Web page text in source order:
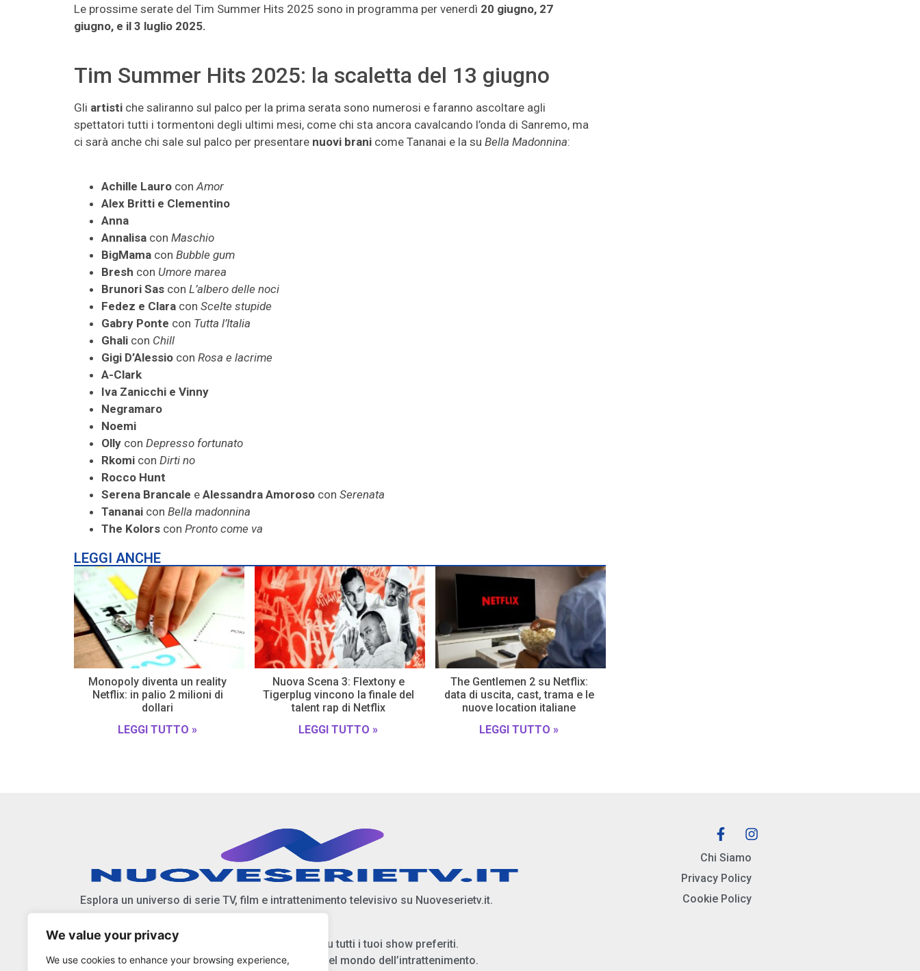
We value your privacy
We use cookies to enhance your browsing experience,
Le prossime serate del Tim Summer Hits 2025 sono in programma per venerdì 20 giugno, 27
giugno, e il 3 luglio 2025.
Tim Summer Hits 2025: la scaletta del 13 giugno
Gli artisti che saliranno sul palco per la prima serata sono numerosi e faranno ascoltare agli
spettatori tutti i tormentoni degli ultimi mesi, come chi sta ancora cavalcando l’onda di Sanremo, ma
ci sarà anche chi sale sul palco per presentare nuovi brani come Tananai e la su Bella Madonnina:
Achille Lauro conAmor
Alex Britti e Clementino
Anna
Annalisa con Maschio
BigMama con Bubble gum
Bresh con Umore marea
Brunori Sas con L’albero delle noci
Fedez e Clara con Scelte stupide
Gabry Ponte con Tutta l’Italia
Ghali con Chill
Gigi D’Alessio con Rosa e lacrime
A-Clark
Iva Zanicchi e Vinny
Negramaro
Noemi
Olly con Depresso fortunato
Rkomi con Dirti no
Rocco Hunt
Serena Brancale e Alessandra Amoroso con Serenata
Tananai con Bella madonnina
The Kolors con Pronto come va
LEGGI ANCHE
Monopoly diventa un reality
Netflix: in palio 2 milioni di
dollari
LEGGI TUTTO »
Nuova Scena 3: Flextony e
Tigerplug vincono la finale del
talent rap di Netflix
LEGGI TUTTO »
The Gentlemen 2 su Netflix:
data di uscita, cast, trama e le
nuove location italiane
LEGGI TUTTO »
Esplora un universo di serie TV, film e intrattenimento televisivo su Nuoveserietv.it.
Scopri anticipazioni, notizie, e approfondimenti su tutti i tuoi show preferiti.
Resta aggiornato sulle ultime tendenze e novità del mondo dell’intrattenimento.
Chi Siamo
Privacy Policy
Cookie Policy